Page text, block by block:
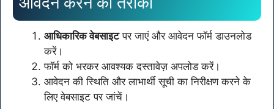
आधिकारिक वेबसाइटपर जाएं और आवेदन फॉर्म डाउनलोड
करें।
फॉर्म को भरकर आवश्यक दस्तावेज़ अपलोड करें।
आवेदन की स्थिति और लाभार्थी सूची का निरीक्षण करने के
लिए वेबसाइट पर जांचें।